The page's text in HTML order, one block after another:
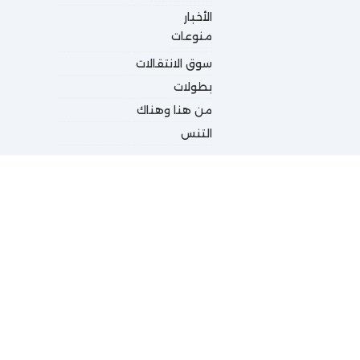
الأخبار
منوعات
سوق الانتقالات
بطولات
من هنا وهناك
التنس